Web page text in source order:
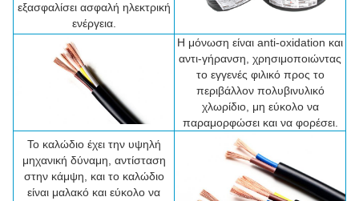
εξασφαλίσει ασφαλή ηλεκτρική
ενέργεια.
Η μόνωση είναι anti-oxidation και
αντι-γήρανση, χρησιμοποιώντας
το εγγενές φιλικό προς το
περιβάλλον πολυβινυλικό
χλωρίδιο, μη εύκολο να
παραμορφώσει και να φορέσει.
Το καλώδιο έχει την υψηλή
μηχανική δύναμη, αντίσταση
στην κάμψη, και το καλώδιο
είναι μαλακό και εύκολο να